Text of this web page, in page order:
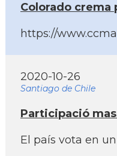
Colorado crema
https://
2020-10-26
Santiago de Chile
Participació
El paí­s vota en